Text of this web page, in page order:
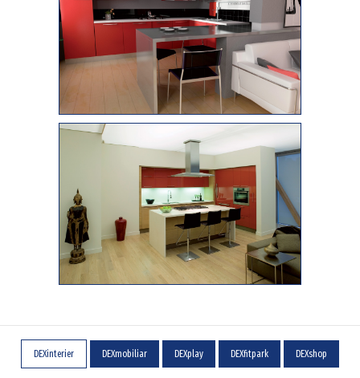
DEXinterier DEXmobiliar DEXplay DEXfitpark DEXshop